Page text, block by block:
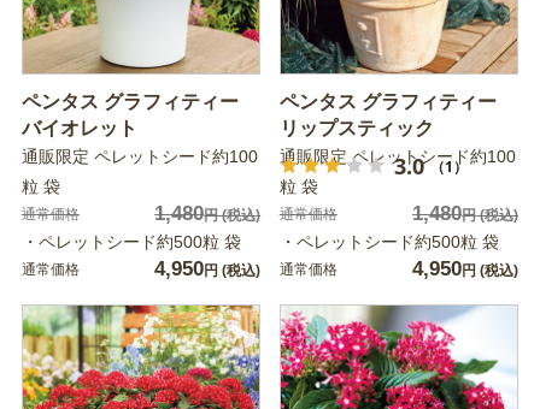
ペンタス グラフィティー
バイオレット
通販限定 ペレットシード約100
粒 袋
通常価格 1,480円(税込)
・ペレットシード約500粒 袋
通常価格 4,950円 (税込)
ペンタス グラフィティー
リップスティック
3.0 （1）
通販限定 ペレットシード約100
粒 袋
通常価格 1,480円(税込)
・ペレットシード約500粒 袋
通常価格 4,950円 (税込)